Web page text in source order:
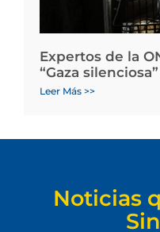
Expertos de la
“Gaza
Leer Más >>
Noticias